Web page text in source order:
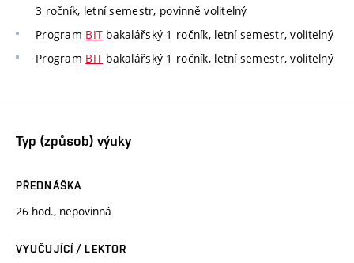
3 ročník, letní semestr, povinně volitelný
Program BIT bakalářský 1 ročník, letní semestr, volitelný
Program BIT bakalářský 1 ročník, letní semestr, volitelný
Typ (způsob) výuky
PŘEDNÁŠKA
26 hod., nepovinná
VYUČUJÍCÍ / LEKTOR